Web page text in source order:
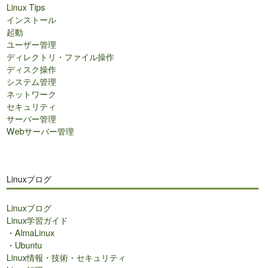
Linux Tips
インストール
起動
ユーザー管理
ディレクトリ・ファイル操作
ディスク操作
システム管理
ネットワーク
セキュリティ
サーバー管理
Webサーバー管理
Linuxブログ
Linuxブログ
Linux学習ガイド
・AlmaLinux
・ Ubuntu
Linux情報・技術・セキュリティ